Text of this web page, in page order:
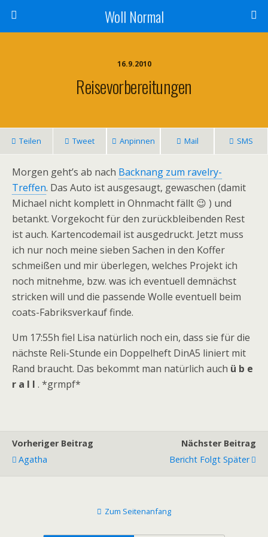
Woll Normal
16.9.2010
Reisevorbereitungen
Teilen Tweet Anpinnen Mail SMS
Morgen geht’s ab nach Backnang zum ravelry-
Treffen. Das Auto ist ausgesaugt, gewaschen (damit
Michael nicht komplett in Ohnmacht fällt 😉 ) und
betankt. Vorgekocht für den zurückbleibenden Rest
ist auch. Kartencodemail ist ausgedruckt. Jetzt muss
ich nur noch meine sieben Sachen in den Koffer
schmeißen und mir überlegen, welches Projekt ich
noch mitnehme, bzw. was ich eventuell demnächst
stricken will und die passende Wolle eventuell beim
coats-Fabriksverkauf finde.
Um 17:55h fiel Lisa natürlich noch ein, dass sie für die
nächste Reli-Stunde ein Doppelheft DinA5 liniert mit
Rand braucht. Das bekommt man natürlich auch ü b e
r a l l . *grmpf*
Vorheriger Beitrag
Agatha
Nächster Beitrag
Bericht Folgt Später
Zum Seitenanfang